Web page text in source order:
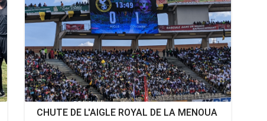
CHUTE DE L'AIGLE ROYAL DE LA MENOUA